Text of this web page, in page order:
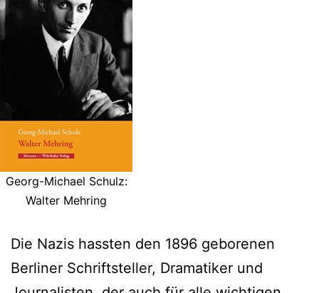
Georg-Michael Schulz:
Walter Mehring
Die Nazis hassten den 1896 geborenen
Berliner Schriftsteller, Dramatiker und